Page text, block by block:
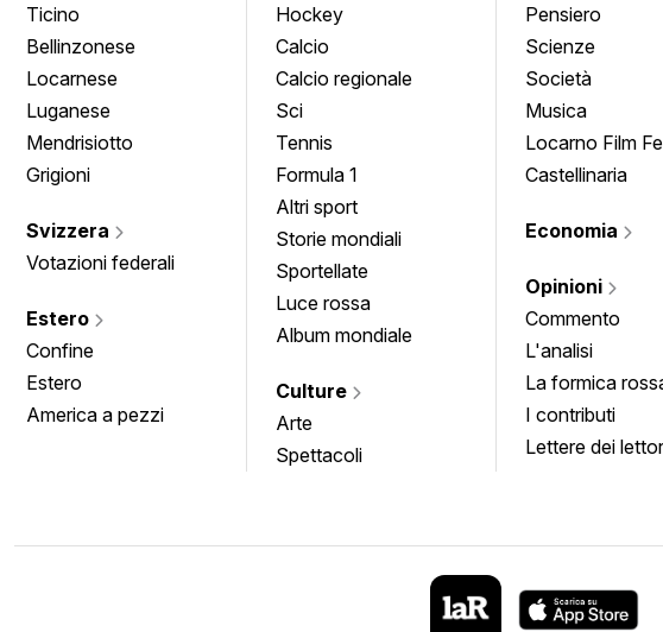
Ticino
Bellinzonese
Locarnese
Luganese
Mendrisiotto
Grigioni
Svizzera
Votazioni federali
Estero
Confine
Estero
America a pezzi
Hockey
Calcio
Calcio regionale
Sci
Tennis
Formula 1
Altri sport
Storie mondiali
Sportellate
Luce rossa
Album mondiale
Culture
Arte
Spettacoli
Pensiero
Scienze
Società
Musica
Locarno Film
Castellinaria
Economia
Opinioni
Commento
L'analisi
La formica
I contributi
Lettere dei